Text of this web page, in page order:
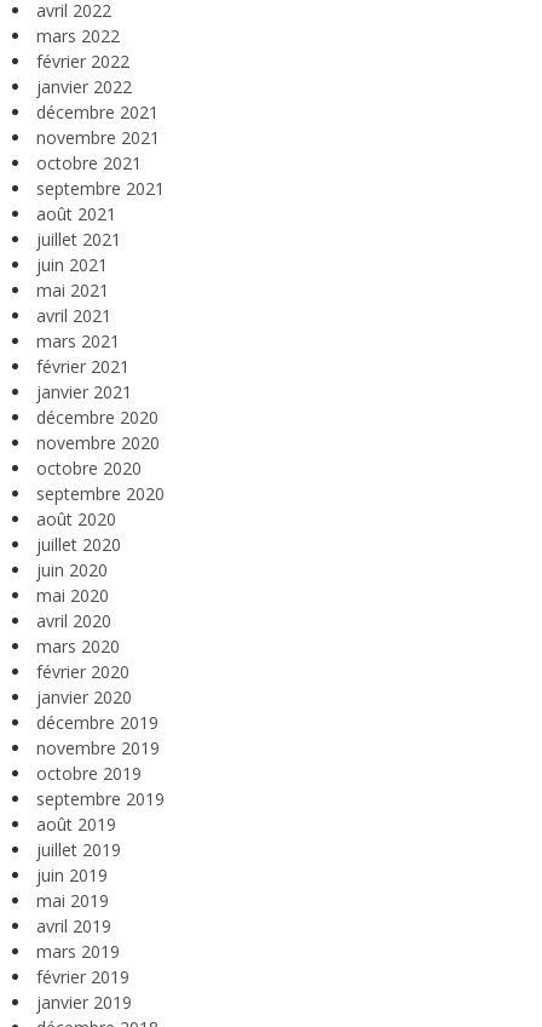
avril 2022
mars 2022
février 2022
janvier 2022
décembre 2021
novembre 2021
octobre 2021
septembre 2021
août 2021
juillet 2021
juin 2021
mai 2021
avril 2021
mars 2021
février 2021
janvier 2021
décembre 2020
novembre 2020
octobre 2020
septembre 2020
août 2020
juillet 2020
juin 2020
mai 2020
avril 2020
mars 2020
février 2020
janvier 2020
décembre 2019
novembre 2019
octobre 2019
septembre 2019
août 2019
juillet 2019
juin 2019
mai 2019
avril 2019
mars 2019
février 2019
janvier 2019